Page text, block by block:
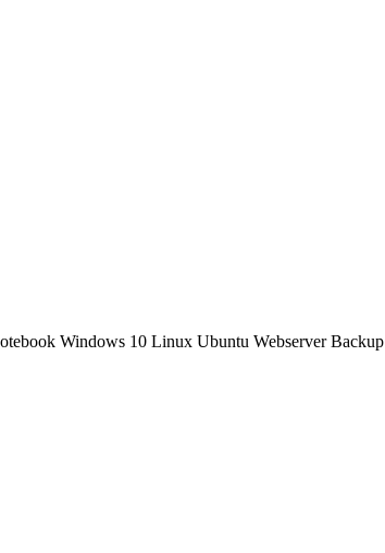
Windows 10 Linux Ubuntu Webserver Backup